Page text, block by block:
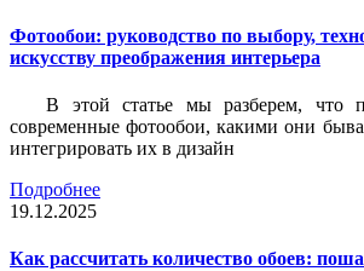
Фотообои: руководство по выбору,
искусству преображения интерьера
В этой статье мы разберем, что
современные фотообои, какими они
интегрировать их в дизайн
Подробнее
19.12.2025
Как рассчитать количество обоев: